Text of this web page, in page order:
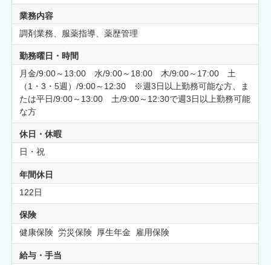
業務内容
調剤業務、服薬指導、薬歴管理
勤務曜日・時間
月金/9:00～13:00 水/9:00～18:00 木/9:00～17:00 土
（1・3・5週）/9:00～12:30 ※週3日以上勤務可能な方、ま
たは平日/9:00～13:00 土/9:00～12:30で週3日以上勤務可能
な方
休日・休暇
日・祝
年間休日
122日
保険
健康保険 労災保険 厚生年金 雇用保険
給与・手当